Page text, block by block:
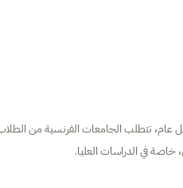
تتطلب الجامعات الفرنسية من
خاصة في الدراسات العليا.